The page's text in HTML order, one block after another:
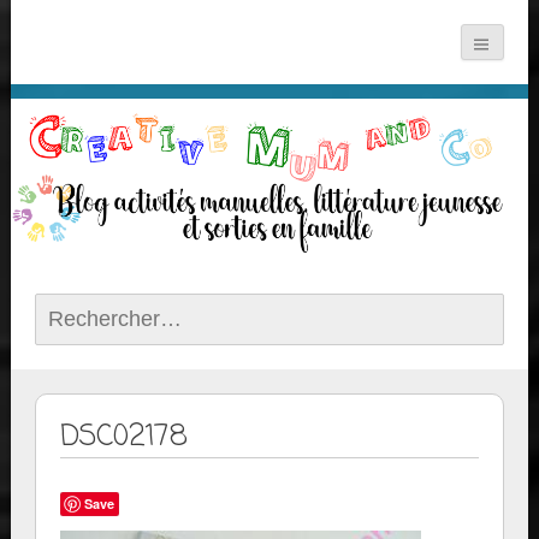
Rechercher :
DSC02178
Save